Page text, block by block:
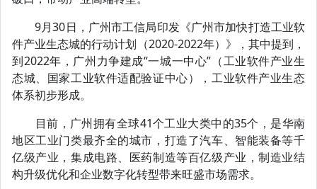
9月30日，广州市工信局印发《广州市加快打造工业软
件产业生态城的行动计划（2020-2022年）》，其中提到，
到2022年，广州力争建成“一城一中心”（工业软件产业生
态城、国家工业软件适配验证中心），工业软件产业生态
体系初步形成。
目前，广州拥有全球41个工业大类中的35个，是华南
地区工业门类最齐全的城市，打造了汽车、智能装备等千
亿级产业，集成电路、医药制造等百亿级产业，制造业结
构升级优化和企业数字化转型带来旺盛市场需求。